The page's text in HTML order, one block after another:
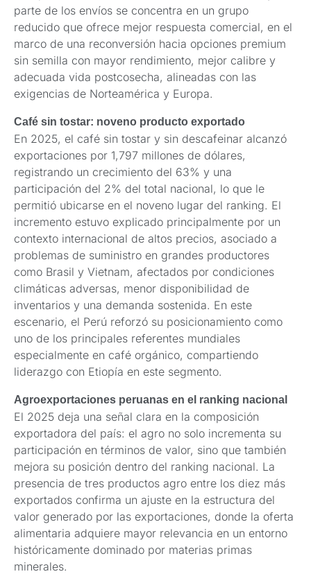
parte de los envíos se concentra en un grupo
reducido que ofrece mejor respuesta comercial, en el
marco de una reconversión hacia opciones premium
sin semilla con mayor rendimiento, mejor calibre y
adecuada vida postcosecha, alineadas con las
exigencias de Norteamérica y Europa.
Café sin tostar: noveno producto exportado
En 2025, el café sin tostar y sin descafeinar alcanzó
exportaciones por 1,797 millones de dólares,
registrando un crecimiento del 63% y una
participación del 2% del total nacional, lo que le
permitió ubicarse en el noveno lugar del ranking. El
incremento estuvo explicado principalmente por un
contexto internacional de altos precios, asociado a
problemas de suministro en grandes productores
como Brasil y Vietnam, afectados por condiciones
climáticas adversas, menor disponibilidad de
inventarios y una demanda sostenida. En este
escenario, el Perú reforzó su posicionamiento como
uno de los principales referentes mundiales
especialmente en café orgánico, compartiendo
liderazgo con Etiopía en este segmento.
Agroexportaciones peruanas en el ranking nacional
El 2025 deja una señal clara en la composición
exportadora del país: el agro no solo incrementa su
participación en términos de valor, sino que también
mejora su posición dentro del ranking nacional. La
presencia de tres productos agro entre los diez más
exportados confirma un ajuste en la estructura del
valor generado por las exportaciones, donde la oferta
alimentaria adquiere mayor relevancia en un entorno
históricamente dominado por materias primas
minerales.